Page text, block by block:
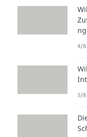
ng
4/8
5/8